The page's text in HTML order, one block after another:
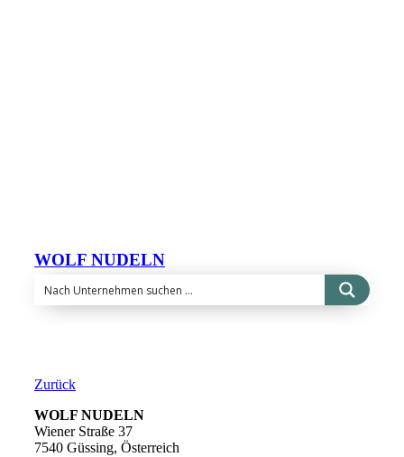
WOLF NUDELN
Zurück
WOLF NUDELN
Wiener Straße 37
7540 Güssing, Österreich